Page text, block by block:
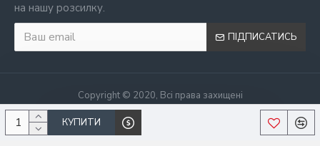
КУПИТИ
на нашу розсилку.
ПІДПИСАТИСЬ
Copyright © 2020, Всі права захищені